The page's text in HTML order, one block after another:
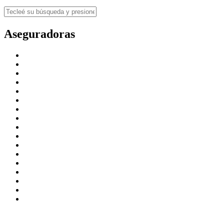
Aseguradoras